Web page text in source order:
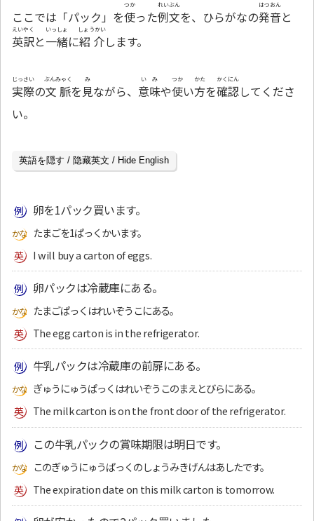
ここでは「パック」を使
つか
った例文
れいぶん
を、ひらがなの発音
はつおん
と
英訳
えいやく
と一緒
いっしょ
に紹介
しょうかい
します。
実際
じっさい
の文脈
ぶんみゃく
を見
み
ながら、 意味
いみ
や使
つか
い方
かた
を確認
かくにん
してくださ
い。
英語を隠す / 隐藏英文 / Hide English
卵を1パック買います。
たまごを1ぱっくかいます。
I will buy a carton of eggs.
卵パックは冷蔵庫にある。
たまごぱっくはれいぞうこにある。
The egg carton is in the refrigerator.
牛乳パックは冷蔵庫の前扉にある。
ぎゅうにゅうぱっくはれいぞうこのまえとびらにある。
The milk carton is on the front door of the refrigerator.
この牛乳パックの賞味期限は明日です。
このぎゅうにゅうぱっくのしょうみきげんはあしたです。
The expiration date on this milk carton is tomorrow.